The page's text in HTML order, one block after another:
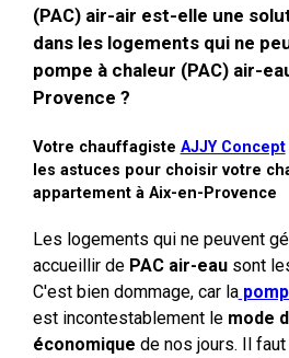
(PAC) air-air est-elle une
dans les logements qui ne
pompe à chaleur (PAC) air-
Provence ?
Votre chauffagiste AJJY Concept
les astuces pour choisir votre
appartement à Aix-en-Provence
Les logements qui ne peuvent
accueillir de PAC air-eausont
C'est bien dommage, car la
est incontestablement le mode
économique de nos jours. Il